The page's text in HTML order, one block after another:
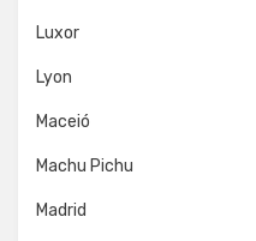
Luxor
Lyon
Maceió
Machu Pichu
Madrid